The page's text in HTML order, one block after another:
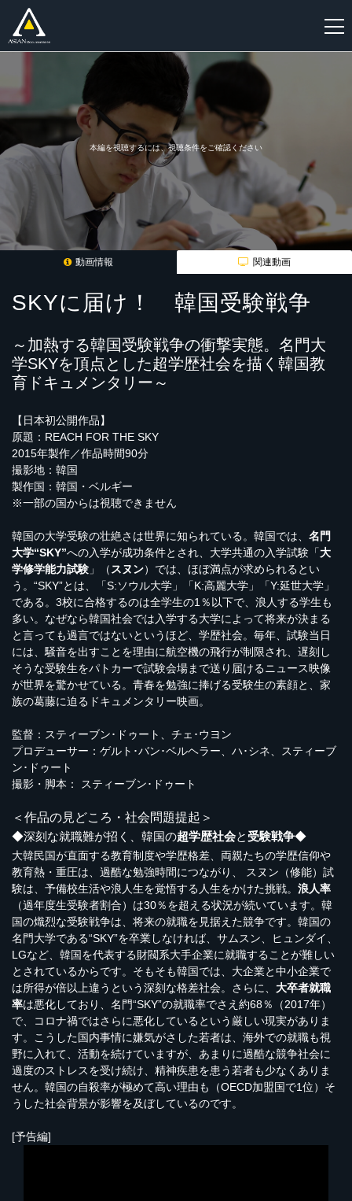
本編を視聴するには、視聴条件をご確認ください
動画情報 関連動画
SKYに届け！ 韓国受験戦争
～加熱する韓国受験戦争の衝撃実態。名門大
学SKYを頂点とした超学歴社会を描く韓国教
育ドキュメンタリー～
【日本初公開作品】
原題：REACH FOR THE SKY
2015年製作／作品時間90分
撮影地：韓国
製作国：韓国・ベルギー
※一部の国からは視聴できません
韓国の大学受験の壮絶さは世界に知られている。韓国では、 名門
大学“SKY”への入学が成功条件とされ、大学共通の入学試験「大
学修学能力試験 」（ スヌン）では、ほぼ満点が求められるとい
う。“SKY”とは、「S:ソウル大学」「K:高麗大学」「Y:延世大学」
である。3校に合格するのは全学生の1％以下で、浪人する学生も
多い。なぜなら韓国社会では入学する大学によって将来が決まる
と言っても過言ではないというほど、学歴社会。毎年、試験当日
には、騒音を出すことを理由に航空機の飛行が制限され、遅刻し
そうな受験生をパトカーで試験会場まで送り届けるニュース映像
が世界を驚かせている。青春を勉強に捧げる受験生の素顔と、家
族の葛藤に迫るドキュメンタリー映画。
監督：スティーブン･ドゥート、チェ･ウヨン
プロデューサー：ゲルト･バン･ベルヘラー、ハ･シネ、スティーブ
ン･ドゥート
撮影・脚本： スティーブン･ドゥート
＜作品の見どころ・社会問題提起＞
◆深刻な就職難が招く、韓国の超学歴社会と 受験戦争◆
大韓民国が直面する教育制度や学歴格差、両親たちの学歴信仰や
教育熱・重圧は、過酷な勉強時間につながり、 スヌン（修能）試
験は、予備校生活や浪人生を覚悟する人生をかけた挑戦。 浪人率
（過年度生受験者割合）は30％を超える状況が続いています。韓
国の熾烈な受験戦争は、将来の就職を見据えた競争です。韓国の
名門大学である“SKY”を卒業しなければ、サムスン、ヒュンダイ、
LGなど、韓国を代表する財閥系大手企業に就職することが難しい
とされているからです。そもそも韓国では、大企業と中小企業で
は所得が倍以上違うという深刻な格差社会。さらに、 大卒者就職
率は悪化しており、名門“SKY”の就職率でさえ約68％（2017年）
で、コロナ禍ではさらに悪化しているという厳しい現実がありま
す。こうした国内事情に嫌気がさした若者は、海外での就職も視
野に入れて、活動を続けていますが、あまりに過酷な競争社会に
過度のストレスを受け続け、精神疾患を患う若者も少なくありま
せん。韓国の自殺率が極めて高い理由も（OECD加盟国で1位）そ
うした社会背景が影響を及ぼしているのです。
[予告編]